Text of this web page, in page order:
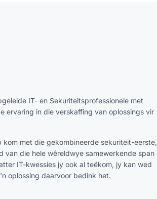
IT- en Sekuriteitsprofessionele met
ervaring in die verskaffing van oplossings vir
kom met die gekombineerde sekuriteit-eerste,
van die hele wêreldwye samewerkende span
IT-kwessies jy ook al teëkom, jy kan wed
oplossing daarvoor bedink het.